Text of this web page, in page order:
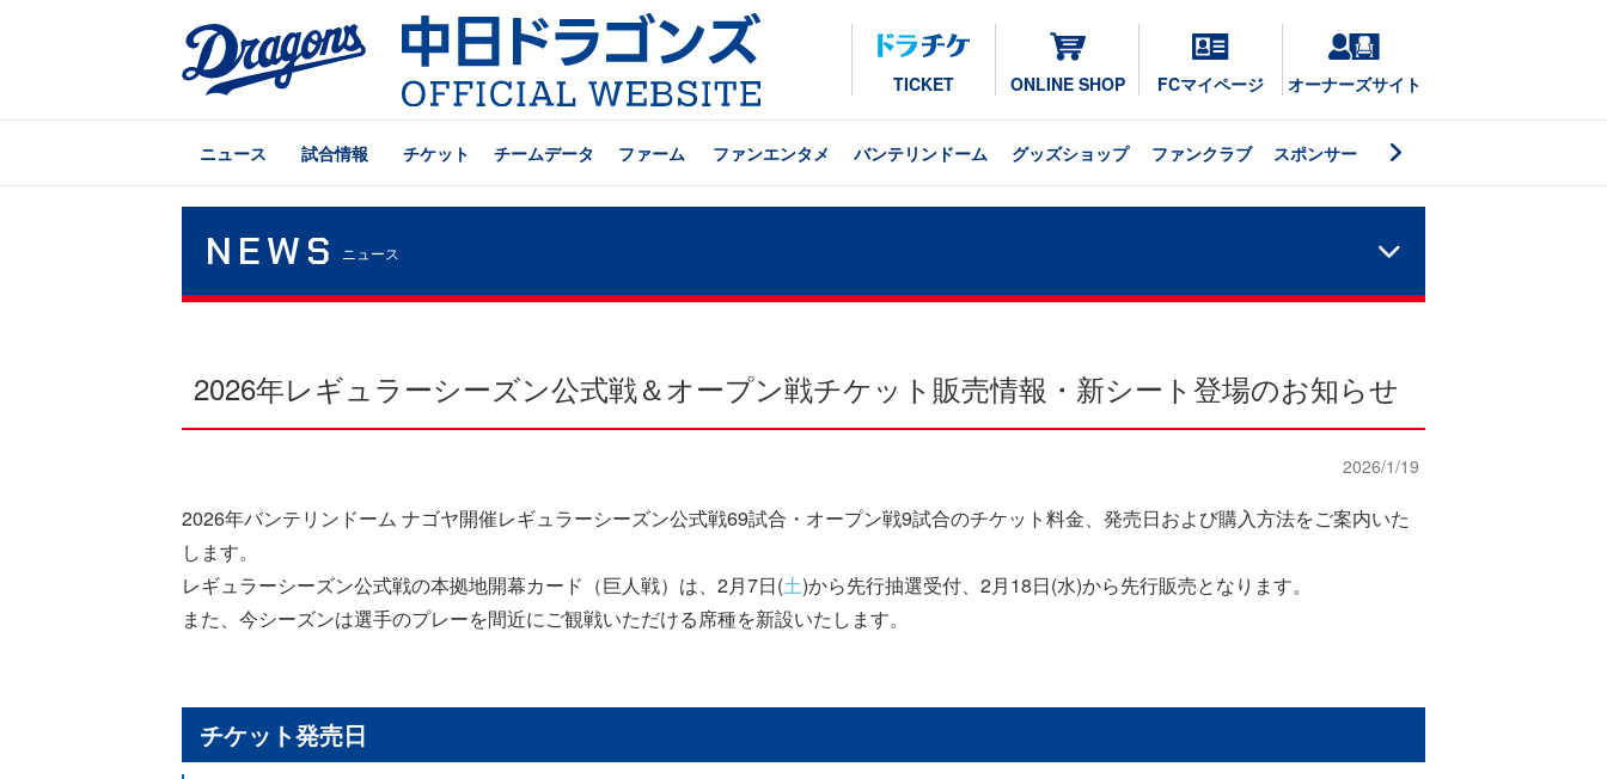
TICKET ONLINE SHOP FCマイページ オーナーズサイト
ニュース 試合情報 チケット チームデータ ファーム ファンエンタメ バンテリンドーム グッズショップ ファンクラブ スポンサー
NEWS ニュース
2026年レギュラーシーズン公式戦＆オープン戦チケット販売情報・新シート登場のお知らせ
2026/1/19
2026年バンテリンドーム ナゴヤ開催レギュラーシーズン公式戦69試合・オープン戦9試合のチケット料金、発売日および購入方法をご案内いた
します。
レギュラーシーズン公式戦の本拠地開幕カード（巨人戦）は、2月7日(土)から先行抽選受付、2月18日(水)から先行販売となります。
また、今シーズンは選手のプレーを間近にご観戦いただける席種を新設いたします。
チケット発売日